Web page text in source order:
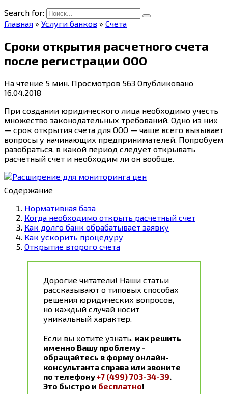
Search for:
Главная » Услуги банков » Счета
Сроки открытия расчетного счета
после регистрации ООО
На чтение 5 мин. Просмотров 563 Опубликовано
16.04.2018
При создании юридического лица необходимо учесть
множество законодательных требований. Одно из них
— срок открытия счета для ООО — чаще всего вызывает
вопросы у начинающих предпринимателей. Попробуем
разобраться, в какой период следует открывать
расчетный счет и необходим ли он вообще.
Содержание
Нормативная база
Когда необходимо открыть расчетный счет
Как долго банк обрабатывает заявку
Как ускорить процедуру
Открытие второго счета
Дорогие читатели! Наши статьи
рассказывают о типовых способах
решения юридических вопросов,
но каждый случай носит
уникальный характер.
Если вы хотите узнать, как решить
именно Вашу проблему -
обращайтесь в форму онлайн-
консультанта справа или звоните
по телефону+7 (499) 703-34-39.
Это быстро и бесплатно!